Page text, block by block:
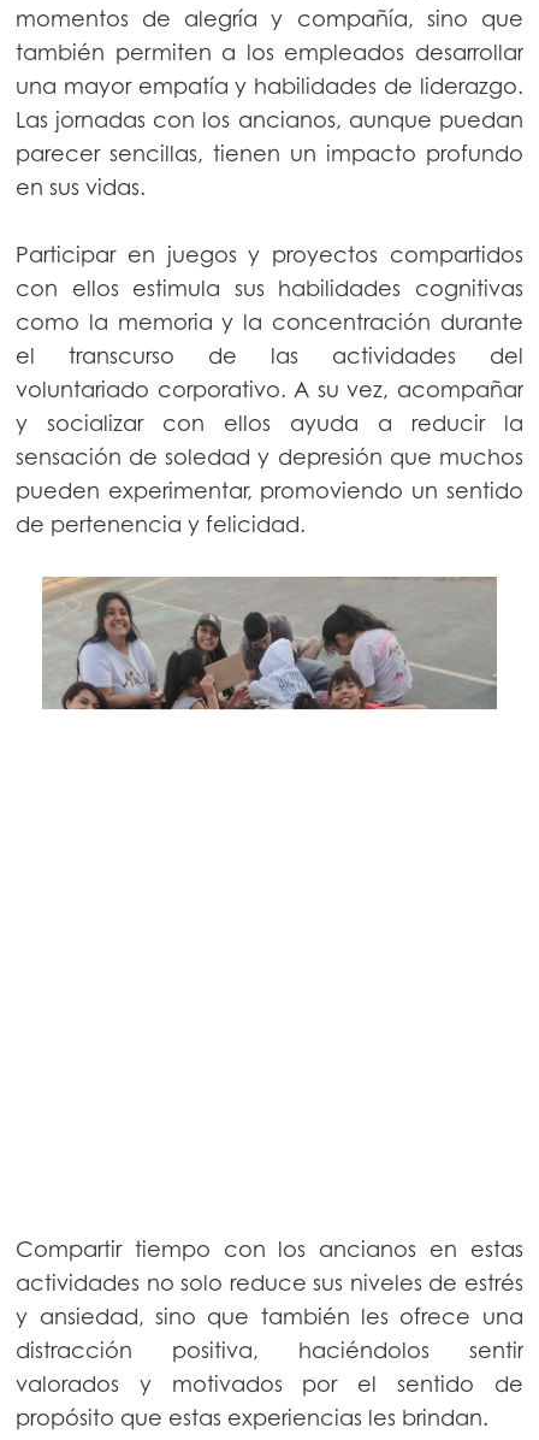
momentos de alegría y compañía, sino que
también permiten a los empleados desarrollar
una mayor empatía y habilidades de liderazgo.
Las jornadas con los ancianos, aunque puedan
parecer sencillas, tienen un impacto profundo
en sus vidas.
Participar en juegos y proyectos compartidos
con ellos estimula sus habilidades cognitivas
como la memoria y la concentración durante
el transcurso de las actividades del
voluntariado corporativo. A su vez, acompañar
y socializar con ellos ayuda a reducir la
sensación de soledad y depresión que muchos
pueden experimentar, promoviendo un sentido
de pertenencia y felicidad.
Compartir tiempo con los ancianos en estas
actividades no solo reduce sus niveles de estrés
y ansiedad, sino que también les ofrece una
distracción positiva, haciéndolos sentir
valorados y motivados por el sentido de
propósito que estas experiencias les brindan.